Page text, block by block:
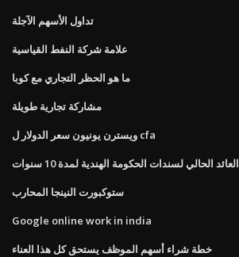
تداول الأسهم الآجلة
علامة شركة النفط القياسية
ما هو الحظر التجاري مع كوبا
مشاركة تجارية طويلة
ويسترن يونيون سعر الدولار ل cfa
العائد الحالي لسندات الحكومة الهندية لمدة 10 سنوات
ستوكبورت النينجا المحارب
Google online work in india
خطة شراء أسهم الموظف يستحق كل هذا العناء